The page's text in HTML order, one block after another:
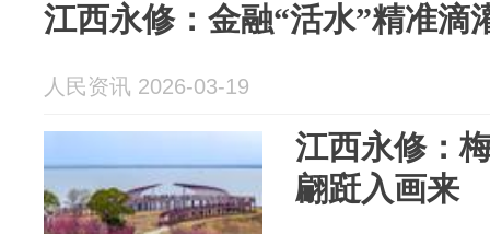
江西永修：金融“活水”精准滴
人民资讯 2026-03-19
江西永修：
翩跹入画来